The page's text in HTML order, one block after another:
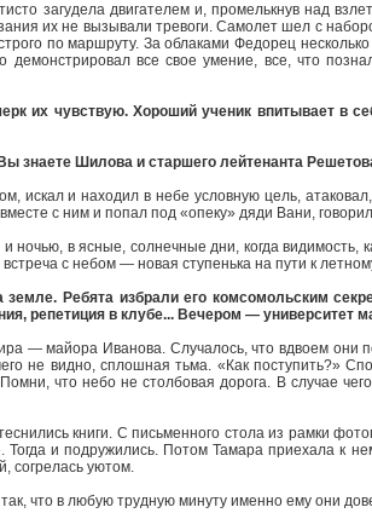
загудела двигателем и, промелькнув над
их не вызывали тревоги. Самолет шел с
по маршруту. За облаками Федорец
демонстрировал все свое умение, все, что
их чувствую. Хороший ученик впитывает в
знаете Шилова и старшего лейтенанта
искал и находил в небе условную цель,
с ним и попал под «опеку» дяди Вани,
в ясные, солнечные дни, когда видимость,
с небом — новая ступенька на пути к
земле. Ребята избрали его комсомольским
репетиция в клубе... Вечером —
— майора Иванова. Случалось, что вдвоем они
не видно, сплошная тьма. «Как поступить?»
что небо не столбовая дорога. В случае
книги. С письменного стола из рамки
Тогда и подружились. Потом Тамара приехала к
согрелась уютом.
что в любую трудную минуту именно ему они